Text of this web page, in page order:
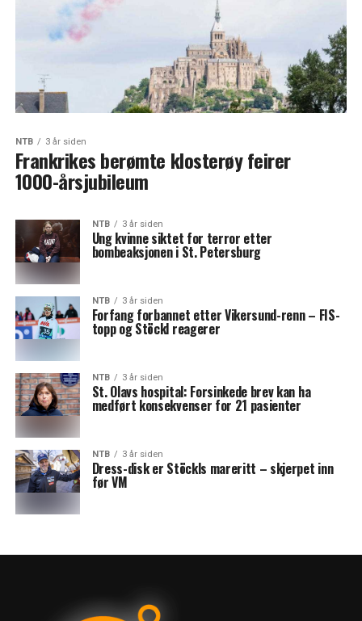
NTB 3 år siden
Frankrikes berømte klosterøy feirer
1000-årsjubileum
NTB 3 år siden
Ung kvinne siktet for terror etter
bombeaksjonen i St. Petersburg
NTB 3 år siden
Forfang forbannet etter Vikersund-renn – FIS-
topp og Stöckl reagerer
NTB 3 år siden
St. Olavs hospital: Forsinkede brev kan ha
medført konsekvenser for 21 pasienter
NTB 3 år siden
Dress-disk er Stöckls mareritt – skjerpet inn
før VM